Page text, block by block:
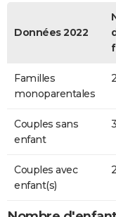
Données 2022
Familles
monoparentales
Couples sans
enfant
Couples avec
enfant(s)